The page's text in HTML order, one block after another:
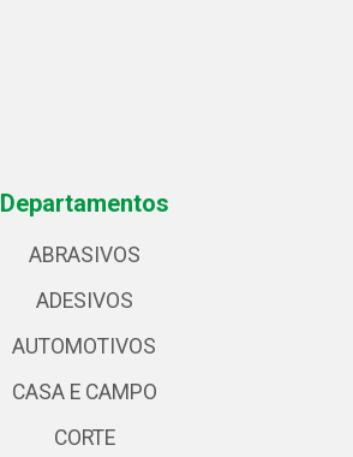
Departamentos
ABRASIVOS
ADESIVOS
AUTOMOTIVOS
CASA E CAMPO
CORTE